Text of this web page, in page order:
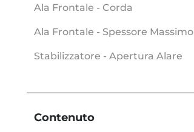
Ala Frontale - Corda
Ala Frontale - Spessore Massimo
Stabilizzatore - Apertura Alare
Contenuto